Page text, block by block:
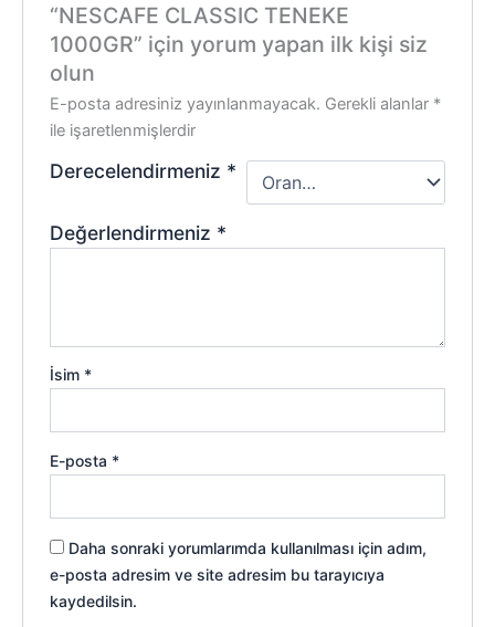
“NESCAFE CLASSIC TENEKE
1000GR” için yorum yapan ilk kişi siz
olun
E-posta adresiniz yayınlanmayacak. Gerekli alanlar *
ile işaretlenmişlerdir
Derecelendirmeniz *
Değerlendirmeniz *
İsim *
E-posta *
Daha sonraki yorumlarımda kullanılması için adım,
e-posta adresim ve site adresim bu tarayıcıya
kaydedilsin.